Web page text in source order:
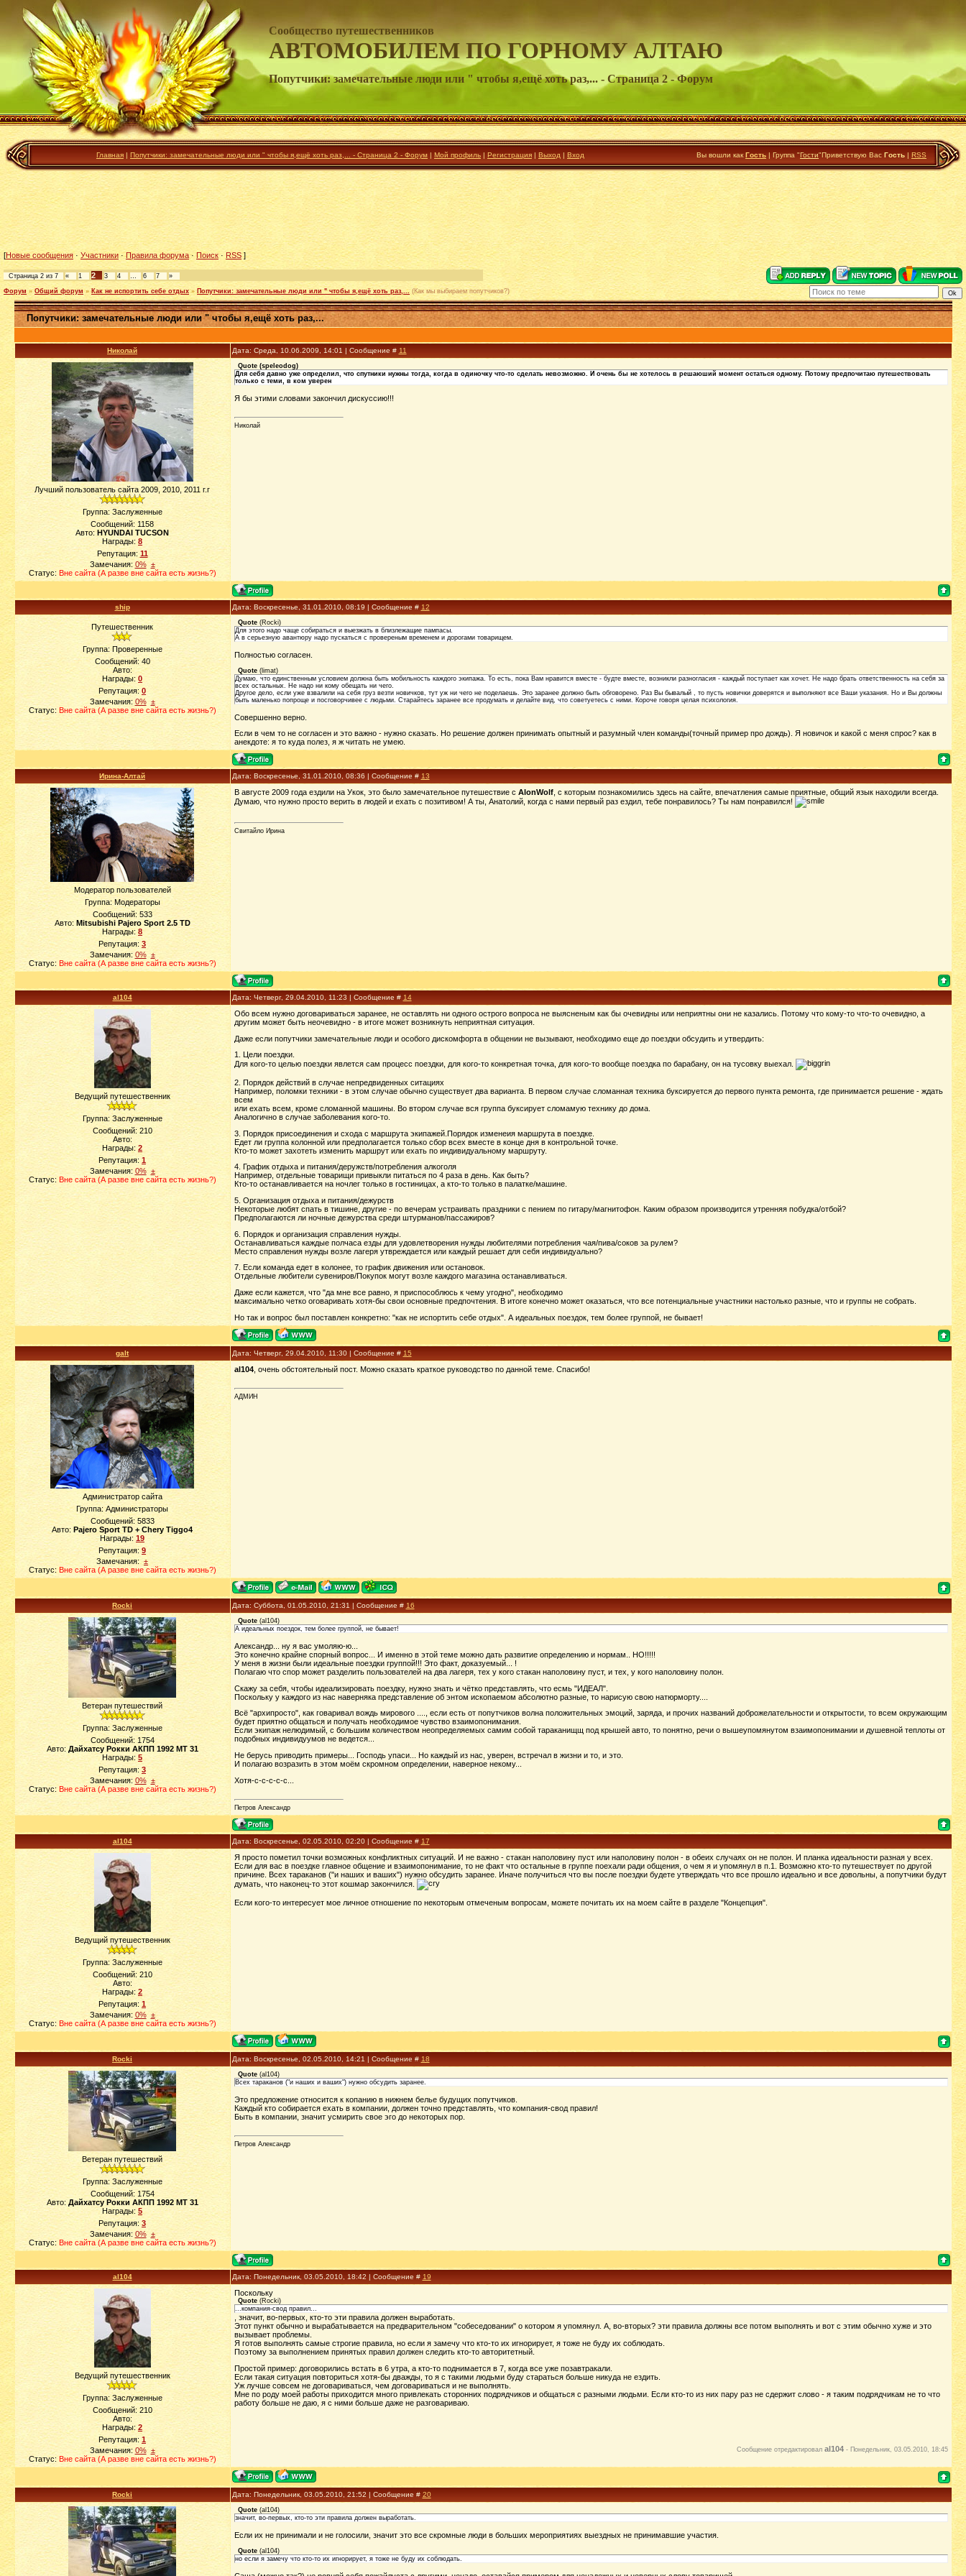
Сообщество путешественников
АВТОМОБИЛЕМ ПО ГОРНОМУ АЛТАЮ
Попутчики: замечательные люди или " чтобы я,ещё хоть раз,... - Страница 2 - Форум
Главная | Попутчики: замечательные люди или " чтобы я,ещё хоть раз,... - Страница 2 - Форум | Мой профиль | Регистрация | Выход | Вход Вы вошли как Гость | Группа "Гости"Приветствую Вас Гость | RSS
[Новые сообщения· Участники·Правила форума· Поиск· RSS]
Страница 2 из 7 « 1 2 3 4 … 6 7 »
Форум » Общий форум » Как не испортить себе отдых » Попутчики: замечательные люди или " чтобы я,ещё хоть раз,... (Как мы выбираем попутчиков?)
Попутчики: замечательные люди или " чтобы я,ещё хоть раз,...
Николай Дата: Среда, 10.06.2009, 14:01 | Сообщение # 11
Лучший пользователь сайта 2009, 2010, 2011 г.г
Группа: Заслуженные
Сообщений: 1158
Авто: HYUNDAI TUCSON
Награды: 8
Репутация: 11
Замечания: 0% ±
Статус: Вне сайта (А разве вне сайта есть жизнь?)
Quote(speleodog)
Для себя давно уже определил, что спутники нужны тогда, когда в одиночку что-то сделать невозможно. И очень бы не хотелось в решаюший момент остаться одному. Потому предпочитаю путешествовать
только с теми, в ком уверен
Я бы этими словами закончил дискуссию!!!
Николай
ship Дата: Воскресенье, 31.01.2010, 08:19 | Сообщение # 12
Путешественник
Группа: Проверенные
Сообщений: 40
Авто:
Награды: 0
Репутация:0
Замечания: 0% ±
Статус: Вне сайта (А разве вне сайта есть жизнь?)
Quote(Rocki)
Для этого надо чаще собираться и выезжать в близлежащие пампасы.
А в серьезную авантюру надо пускаться с провереным временем и дорогами товарищем.
Полностью согласен.
Quote(limat)
Думаю, что единственным условием должна быть мобильность каждого экипажа. То есть, пока Вам нравится вместе - будте вместе, возникли разногласия - каждый поступает как хочет. Не надо брать ответственность на себя за
всех остальных. Не надо ни кому обещать ни чего.
Другое дело, если уже взвалили на себя груз везти новичков, тут уж ни чего не поделаешь. Это заранее должно быть обговорено. Раз Вы бывалый , то пусть новички доверятся и выполняют все Ваши указания. Но и Вы должны
быть маленько попроще и посговорчивее с людьми. Старайтесь заранее все продумать и делайте вид, что советуетесь с ними. Короче говоря целая психология.
Совершенно верно.
Если в чем то не согласен и это важно - нужно сказать. Но решение должен принимать опытный и разумный член команды(точный пример про дождь). Я новичок и какой с меня спрос? как в
анекдоте: я то куда полез, я ж читать не умею.
Ирина-Алтай Дата: Воскресенье, 31.01.2010, 08:36 | Сообщение # 13
Модератор пользователей
Группа: Модераторы
Сообщений: 533
Авто: Mitsubishi Pajero Sport 2.5 TD
Награды: 8
Репутация: 3
Замечания: 0% ±
Статус: Вне сайта (А разве вне сайта есть жизнь?)
В августе 2009 года ездили на Укок, это было замечательное путешествие с AlonWolf, с которым познакомились здесь на сайте, впечатления самые приятные, общий язык находили всегда.
Думаю, что нужно просто верить в людей и ехать с позитивом! А ты, Анатолий, когда с нами первый раз ездил, тебе понравилось? Ты нам понравился!
Свитайло Ирина
al104 Дата: Четверг, 29.04.2010, 11:23 | Сообщение # 14
Ведущий путешественник
Группа: Заслуженные
Сообщений: 210
Авто:
Награды: 2
Репутация: 1
Замечания: 0% ±
Статус: Вне сайта (А разве вне сайта есть жизнь?)
Обо всем нужно договариваться заранее, не оставлять ни одного острого вопроса не выясненым как бы очевидны или неприятны они не казались. Потому что кому-то что-то очевидно, а
другим может быть неочевидно - в итоге может возникнуть неприятная ситуация.
Даже если попутчики замечательные люди и особого дискомфорта в общении не вызывают, необходимо еще до поездки обсудить и утвердить:
1. Цели поездки.
Для кого-то целью поездки явлется сам процесс поездки, для кого-то конкретная точка, для кого-то вообще поездка по барабану, он на тусовку выехал.
2. Порядок действий в случае непредвиденных ситациях
Например, поломки техники - в этом случае обычно существует два варианта. В первом случае сломанная техника буксируется до первого пункта ремонта, где принимается решение - ждать
всем
или ехать всем, кроме сломанной машины. Во втором случае вся группа буксирует сломамую технику до дома.
Аналогично в случае заболевания кого-то.
3. Порядок присоединения и схода с маршрута экипажей.Порядок изменеия маршрута в поездке.
Едет ли группа колонной или предполагается только сбор всех вместе в конце дня в контрольной точке.
Кто-то может захотеть изменить маршрут или ехать по индивидуальному маршруту.
4. График отдыха и питания/деружств/потребления алкоголя
Например, отдельные товарищи привыкли питаться по 4 раза в день. Как быть?
Кто-то останавливается на ночлег только в гостиницах, а кто-то только в палатке/машине.
5. Организация отдыха и питания/дежурств
Некоторые любят спать в тишине, другие - по вечерам устраивать праздники с пением по гитару/магнитофон. Каким образом производится утренняя побудка/отбой?
Предполагаются ли ночные дежурства среди штурманов/пассажиров?
6. Порядок и организация справления нужды.
Останавливаться каждые полчаса езды для удовлетворения нужды любителями потребления чая/пива/соков за рулем?
Место справления нужды возле лагеря утвреждается или каждый решает для себя индивидуально?
7. Если команда едет в колонее, то график движения или остановок.
Отдельные любители сувениров/Покупок могут возле каждого магазина останавливаться.
Даже если кажется, что "да мне все равно, я приспособлюсь к чему угодно", необходимо
максимально четко оговаривать хотя-бы свои основные предпочтения. В итоге конечно может оказаться, что все потенциальные участники настолько разные, что и группы не собрать.
Но так и вопрос был поставлен конкретно: "как не испортить себе отдых". А идеальных поездок, тем более группой, не бывает!
galt Дата: Четверг, 29.04.2010, 11:30 | Сообщение # 15
Администратор сайта
Группа: Администраторы
Сообщений: 5833
Авто: Pajero Sport TD + Chery Tiggo4
Награды: 19
Репутация: 9
Замечания: ±
Статус: Вне сайта (А разве вне сайта есть жизнь?)
al104, очень обстоятельный пост. Можно сказать краткое руководство по данной теме. Спасибо!
АДМИН
Rocki Дата: Суббота, 01.05.2010, 21:31 | Сообщение # 16
Ветеран путешествий
Группа: Заслуженные
Сообщений: 1754
Авто: Дайхатсу Рокки АКПП 1992 МТ 31
Награды: 5
Репутация: 3
Замечания: 0% ±
Статус: Вне сайта (А разве вне сайта есть жизнь?)
Quote(al104)
А идеальных поездок, тем более группой, не бывает!
Александр... ну я вас умоляю-ю...
Это конечно крайне спорный вопрос... И именно в этой теме можно дать развитие определению и нормам.. НО!!!!!
У меня в жизни были идеальные поездки группой!!! Это факт, доказуемый... !
Полагаю что спор может разделить пользователей на два лагеря, тех у кого стакан наполовину пуст, и тех, у кого наполовину полон.
Скажу за себя, чтобы идеализировать поездку, нужно знать и чётко представлять, что есмь "ИДЕАЛ".
Поскольку у каждого из нас наверняка представление об энтом ископаемом абсолютно разные, то нарисую свою натюрморту....
Всё "архипросто", как говаривал вождь мирового ...., если есть от попутчиков волна положительных эмоций, заряда, и прочих названий доброжелательности и открытости, то всем окружающим
будет приятно общаться и получать необходимое чувство взаимопонимания.
Если экипаж нелюдимый, с большим количеством неопределяемых самим собой тараканищщ под крышей авто, то понятно, речи о вышеупомянутом взаимопонимании и душевной теплоты от
подобных индивидуумов не ведется...
Не берусь приводить примеры... Господь упаси... Но каждый из нас, уверен, встречал в жизни и то, и это.
И полагаю возразить в этом моём скромном определении, наверное некому...
Хотя-с-с-с-с-с...
Петров Александр
al104 Дата: Воскресенье, 02.05.2010, 02:20 | Сообщение # 17
Ведущий путешественник
Группа: Заслуженные
Сообщений: 210
Авто:
Награды: 2
Репутация: 1
Замечания: 0% ±
Статус: Вне сайта (А разве вне сайта есть жизнь?)
Я просто пометил точки возможных конфликтных ситуаций. И не важно - стакан наполовину пуст или наполовину полон - в обеих случаях он не полон. И планка идеальности разная у всех.
Если для вас в поездке главное общение и взаимопонимание, то не факт что остальные в группе поехали ради общения, о чем я и упомянул в п.1. Возможно кто-то путешествует по другой
причине. Всех тараканов ("и наших и ваших") нужно обсудить заранее. Иначе получиться что вы после поездки будете утверждать что все прошло идеально и все довольны, а попутчики будут
думать, что наконец-то этот кошмар закончился.
Если кого-то интересует мое личное отношение по некоторым отмеченым вопросам, можете почитать их на моем сайте в разделе "Концепция".
Rocki Дата: Воскресенье, 02.05.2010, 14:21 | Сообщение # 18
Ветеран путешествий
Группа: Заслуженные
Сообщений: 1754
Авто: Дайхатсу Рокки АКПП 1992 МТ 31
Награды: 5
Репутация: 3
Замечания: 0% ±
Статус: Вне сайта (А разве вне сайта есть жизнь?)
Quote(al104)
Всех тараканов ("и наших и ваших") нужно обсудить заранее.
Это предложение относится к копанию в нижнем белье будущих попутчиков.
Каждый кто собирается ехать в компании, должен точно представлять, что компания-свод правил!
Быть в компании, значит усмирить свое эго до некоторых пор.
Петров Александр
al104 Дата: Понедельник, 03.05.2010, 18:42 | Сообщение # 19
Ведущий путешественник
Группа: Заслуженные
Сообщений: 210
Авто:
Награды: 2
Репутация: 1
Замечания: 0% ±
Статус: Вне сайта (А разве вне сайта есть жизнь?)
Поскольку
Quote(Rocki)
...компания-свод правил...
, значит, во-первых, кто-то эти правила должен выработать.
Этот пункт обычно и вырабатывается на предварительном "собеседовании" о котором я упомянул. А, во-вторых? эти правила должны все потом выполнять и вот c этим обычно хуже и это
вызывает проблемы.
Я готов выполнять самые строгие правила, но если я замечу что кто-то их игнорирует, я тоже не буду их соблюдать.
Поэтому за выполнением принятых правил должен следить кто-то авторитетный.
Простой пример: договорились встать в 6 утра, а кто-то поднимается в 7, когда все уже позавтракали.
Если такая ситуация повториться хотя-бы дважды, то я с такими людьми буду стараться больше никуда не ездить.
Уж лучше совсем не договариваться, чем договариваться и не выполнять.
Мне по роду моей работы приходится много привлекать сторонних подрядчиков и общаться с разными людьми. Если кто-то из них пару раз не сдержит слово - я таким подрядчикам не то что
работу больше не даю, я с ними больше даже не разговариваю.
Сообщение отредактировал al104- Понедельник, 03.05.2010, 18:45
Rocki Дата: Понедельник, 03.05.2010, 21:52 | Сообщение # 20
Quote(al104)
значит, во-первых, кто-то эти правила должен выработать.
Если их не принимали и не голосили, значит это все скромные люди в больших мероприятиях выездных не принимавшие участия.
Quote(al104)
но если я замечу что кто-то их игнорирует, я тоже не буду их соблюдать.